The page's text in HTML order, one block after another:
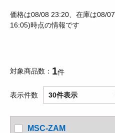
価格は08/08 23:20、在庫は08/
16:05)時点の情報です
対象商品数 1件
表示件数 30件表示
MSC-ZAM